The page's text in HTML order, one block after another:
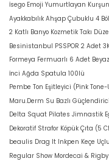
İsego Emoji Yumurtlayan
Ayakkabılık Ahşap Çubuklu 4
2 Katlı Banyo Kozmetik Takı
Besinistanbul PSSPOR 2 Adet
Formeya Fermuarlı 6 Adet
İnci Ağda Spatula 100lü
Pembe Ton Eşitleyici (Pink
Maru.Derm Su Bazlı
Delta Squat Pilates Jimnastik
Dekoratif Strafor Köpük Çıta (5
beaulis Drag It Inkpen Keçe
Regular Show Mordecai &